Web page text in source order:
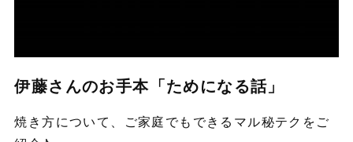
伊藤さんのお手本「ためになる話」
焼き方について、ご家庭でもできるマル秘テクをご